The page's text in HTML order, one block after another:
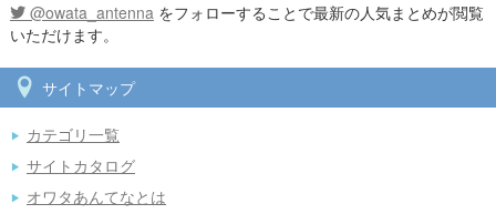
@owata_antenna をフォローすることで最新の人気まとめが閲覧
いただけます。
サイトマップ
カテゴリ一覧
サイトカタログ
オワタあんてなとは